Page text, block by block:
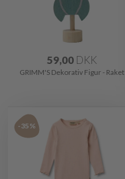
59,00 DKK
GRIMM'S Dekorativ Figur - Raket
-35%